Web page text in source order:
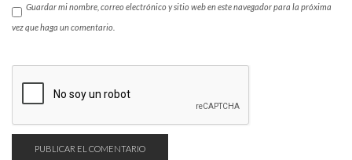
Guardar mi nombre, correo electrónico y sitio web en este navegador para la próxima
vez que haga un comentario.